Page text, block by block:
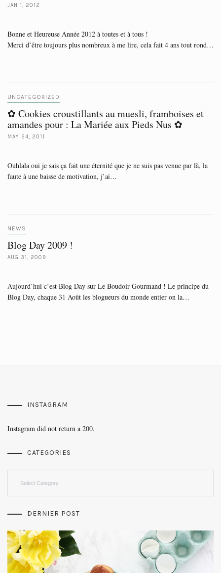
JAN 1, 2012
Bonne et Heureuse Année 2012 à toutes et à tous !
Merci d’être toujours plus nombreux à me lire, cela fait 4 ans tout rond…
UNCATEGORIZED
✿ Cookies croustillants au muesli, framboises et
amandes pour : La Mariée aux Pieds Nus ✿
MAY 24, 2011
Ouhlala oui je sais ça fait une éternité que je ne suis pas venue par là, la
faute à une baisse de motivation, j’ai…
NEWS
Blog Day 2009 !
AUG 31, 2009
Aujourd’hui c’est Blog Day sur Le Boudoir Gourmand ! Le principe du
Blog Day, chaque 31 Août les blogueurs du monde entier on la…
INSTAGRAM
Instagram did not return a 200.
CATEGORIES
DERNIER POST